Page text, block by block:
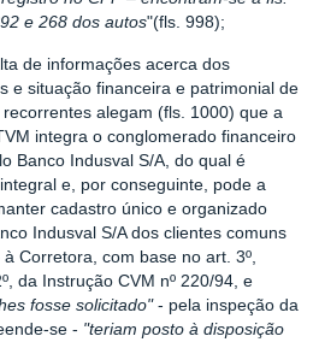
e 268 dos autos"(fls. 998);
de informações acerca dos
e situação financeira e patrimonial de
alegam (fls. 1000) que a
integra o conglomerado financeiro
Banco Indusval S/A, do qual é
e, por conseguinte, pode a
cadastro único e organizado
Indusval S/A dos clientes comuns
Corretora, com base no art. 3º,
da Instrução CVM nº 220/94, e
fosse solicitado"- pela inspeção da
se - "teriam posto à disposição